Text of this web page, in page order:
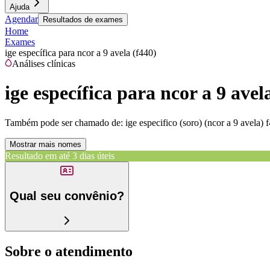
Ajuda
Agendar Resultados de exames
Home
Exames
ige específica para ncor a 9 avela (f440)
Análises clínicas
ige específica para ncor a 9
Também pode ser chamado de: ige especifico (soro) (ncor a 9 avela)
Mostrar mais nomes
Resultado em até 3 dias úteis
Qual seu convênio?
Sobre o atendimento